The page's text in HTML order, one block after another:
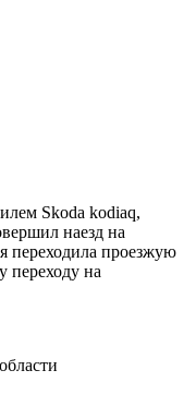
Skoda kodiaq,
наезд на
переходила проезжую
переходу на